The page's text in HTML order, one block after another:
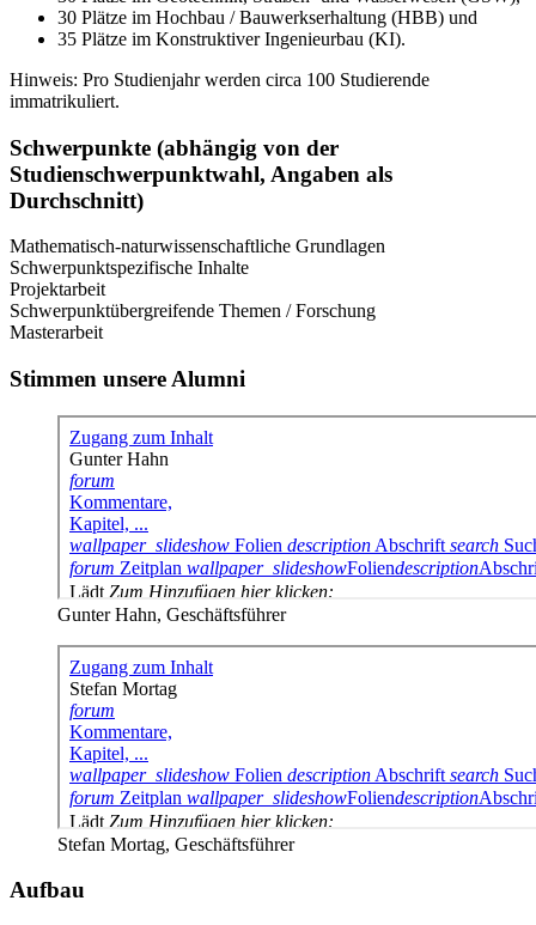
30 Plätze im Hochbau / Bauwerkserhaltung (HBB) und
35 Plätze im Konstruktiver Ingenieurbau (KI).
Hinweis: Pro Studienjahr werden circa 100 Studierende
immatrikuliert.
Schwerpunkte (abhängig von der
Studienschwerpunktwahl, Angaben als
Durchschnitt)
Mathematisch-naturwissenschaftliche Grundlagen
Schwerpunktspezifische Inhalte
Projektarbeit
Schwerpunktübergreifende Themen / Forschung
Masterarbeit
Stimmen unsere Alumni
Gunter Hahn, Geschäftsführer
Stefan Mortag, Geschäftsführer
Aufbau